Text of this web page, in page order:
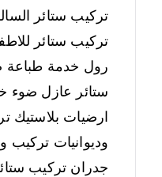
تركيب ستائر
تركيب ستائر
رول خدمة طباعة
ستائر عازل
ارضيات بلاستيك
وديوانيات تركيب
جدران تركيب